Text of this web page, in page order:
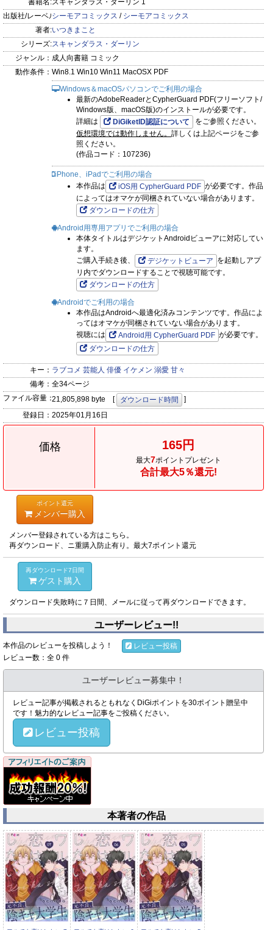
初恋指南記 分冊版 ： 3 嘘つきなキスで今日もバ
イバイ(2)
ー） 47
書籍名:スキャンダラス・ダーリン 1
出版社/レーベル:シーモアコミックス / シーモアコミックス
著者:いつきまこと
シリーズ:スキャンダラス・ダーリン
ジャンル： 成人向書籍 コミック
動作条件： Win8.1 Win10 Win11 MacOSX PDF
Windows＆macOSパソコンでご利用の場合
最新のAdobeReaderとCypherGuard PDF(フリーソフト/
Windows版、macOS版)のインストールが必要です。
詳細は
DiGiketID認証について
をご参照ください。
仮想環境では動作しません。 詳しくは上記ページをご参
照ください。
(作品コード：107236)
iPhone、iPadでご利用の場合
本作品は
iOS用 CypherGuard PDF が必要です。作品
によってはオマケが同梱されていない場合があります。
ダウンロードの仕方
Android用専用アプリでご利用の場合
本体タイトルはデジケットAndroidビューアに対応してい
ます。
ご購入手続き後、
デジケットビューア を起動しアプ
リ内でダウンロードすることで視聴可能です。
ダウンロードの仕方
Androidでご利用の場合
本作品はAndroidへ最適化済みコンテンツです。作品によ
ってはオマケが同梱されていない場合があります。
視聴には
Android用 CypherGuard PDF が必要です。
ダウンロードの仕方
キー： ラブコメ 芸能人 俳優 イケメン 溺愛 甘々
備考： 全34ページ
ファイル容量：21,805,898 byte [ ダウンロード時間
]
登録日： 2025年01月16日
価格 165円
最大7ポイントプレゼント
合計最大5％還元!
ポイント還元
メンバー購入
メンバー登録されている方はこちら。
再ダウンロード、ニ重購入防止有り。最大7ポイント還元
再ダウンロード7日間
ゲスト購入
ダウンロード失敗時に７日間、メールに従って再ダウンロードできます。
ユーザーレビュー!!
本作品のレビューを投稿しよう！
レビュー投稿
レビュー数：全 0 件
ユーザーレビュー募集中！
レビュー記事が掲載されるともれなくDiGiポイントを30ポイント贈呈中
です！魅力的なレビュー記事をご投稿ください。
レビュー投稿
本著者の作品